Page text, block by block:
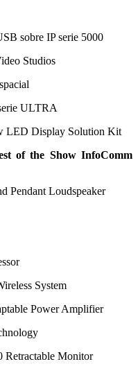
sobre IP serie 5000
Studios
ULTRA
LED Display Solution Kit
of the Show InfoComm
Pendant Loudspeaker
System
Power Amplifier
Monitor